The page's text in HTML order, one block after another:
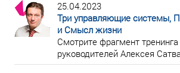
25.04.2023
Три управляющие системы,
и Смысл жизни
Смотрите фрагмент
руководителей Алексея